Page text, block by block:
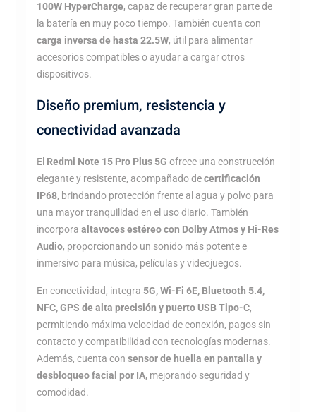
100W HyperCharge, capaz de recuperar gran parte de
la batería en muy poco tiempo. También cuenta con
carga inversa de hasta 22.5W, útil para alimentar
accesorios compatibles o ayudar a cargar otros
dispositivos.
Diseño premium, resistencia y
conectividad avanzada
El Redmi Note 15 Pro Plus 5G ofrece una construcción
elegante y resistente, acompañado decertificación
IP68, brindando protección frente al agua y polvo para
una mayor tranquilidad en el uso diario. También
incorpora altavoces estéreo con Dolby Atmos y Hi-Res
Audio, proporcionando un sonido más potente e
inmersivo para música, películas y videojuegos.
En conectividad, integra 5G, Wi-Fi 6E, Bluetooth 5.4,
NFC, GPS de alta precisión y puerto USB Tipo-C,
permitiendo máxima velocidad de conexión, pagos sin
contacto y compatibilidad con tecnologías modernas.
Además, cuenta con sensor de huella en pantalla y
desbloqueo facial por IA, mejorando seguridad y
comodidad.